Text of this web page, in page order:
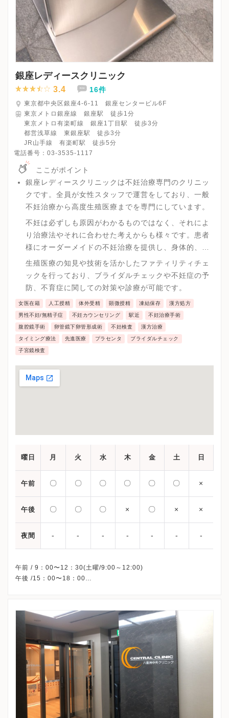
銀座レディースクリニック
3.4 16件
東京都中央区銀座4-6-11 銀座センタービル6F
東京メトロ銀座線 銀座駅 徒歩1分
東京メトロ有楽町線 銀座1丁目駅 徒歩3分
都営浅草線 東銀座駅 徒歩3分
JR山手線 有楽町駅 徒歩5分
電話番号： 03-3535-1117
ここがポイント
銀座レディースクリニックは不妊治療専門のクリニッ
クです。全員が女性スタッフで運営をしており、一般
不妊治療から高度生殖医療までを専門にしています。
不妊は必ずしも原因がわかるものではなく、それによ
り治療法やそれに合わせた考えからも様々です。患者
様にオーダーメイドの不妊治療を提供し、身体的、経
済的、心理的により負担の少ない方法から実践してい
きます。
生殖医療の知見や技術を活かしたファティリティチェ
ックを行っており、ブライダルチェックや不妊症の予
防、不育症に関しての対策や診療が可能です。
女医在籍 人工授精 体外受精 顕微授精 凍結保存 漢方処方
男性不妊/無精子症 不妊カウンセリング 駅近 不妊治療手術
腹腔鏡手術 卵管鏡下卵管形成術 不妊検査 漢方治療
タイミング療法 先進医療 プラセンタ ブライダルチェック
子宮鏡検査
曜日 月 火 水 木 金 土 日
午前 〇 〇 〇 〇 〇 〇 ×
午後 〇 〇 〇 × 〇 × ×
夜間 - - - - - - -
午前 / 9：00〜12：30(土曜/9:00～12:00)
午後 /15：00〜18：00